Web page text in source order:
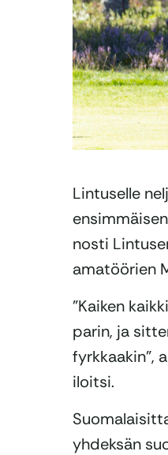
Lintuselle
nosti
amatöörien
”Kaiken
parin, ja
fyrkkaakin”,
iloitsi.
yhdeksän